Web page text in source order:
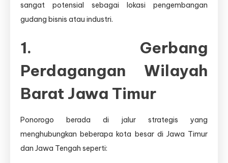
sangat potensial sebagai lokasi pengembangan
gudang bisnis atau industri.
1. Gerbang
Perdagangan Wilayah
Barat Jawa Timur
Ponorogo berada di jalur strategis yang
menghubungkan beberapa kota besar di Jawa Timur
dan Jawa Tengah seperti: